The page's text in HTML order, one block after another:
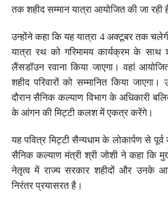
तक शहीद सम्मान यात्रा आयोजित की जा रही
उन्होंने कहा कि यह यात्रा 4 अक्टूबर तक
यात्रा रथ को गरिमामय कार्यक्रम के
लैंसडॉउन रवाना किया जाएगा। वहां
शहीद परिवारों को सम्मानित किया जाएगा।
दौरान सैनिक कल्याण विभाग के अधिकारी
के आंगन की मिट्टी कलश में एकत्र करेंगे।
यह पवित्र मिट्टी सैन्यधाम के लोकार्पण से
सैनिक कल्याण मंत्री श्री जोशी ने कहा कि
नेतृत्व में राज्य सरकार शहीदों और उनके
निरंतर प्रयासरत है।